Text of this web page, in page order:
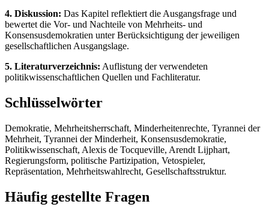
4. Diskussion: Das Kapitel reflektiert die Ausgangsfrage und
bewertet die Vor- und Nachteile von Mehrheits- und
Konsensusdemokratien unter Berücksichtigung der jeweiligen
gesellschaftlichen Ausgangslage.
5. Literaturverzeichnis: Auflistung der verwendeten
politikwissenschaftlichen Quellen und Fachliteratur.
Schlüsselwörter
Demokratie, Mehrheitsherrschaft, Minderheitenrechte, Tyrannei der
Mehrheit, Tyrannei der Minderheit, Konsensusdemokratie,
Politikwissenschaft, Alexis de Tocqueville, Arendt Lijphart,
Regierungsform, politische Partizipation, Vetospieler,
Repräsentation, Mehrheitswahlrecht, Gesellschaftsstruktur.
Häufig gestellte Fragen